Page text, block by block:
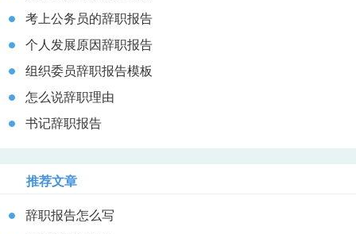
考上公务员的辞职报告
个人发展原因辞职报告
组织委员辞职报告模板
怎么说辞职理由
书记辞职报告
推荐文章
辞职报告怎么写